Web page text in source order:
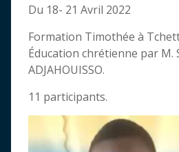
Du 18- 21 Avril 2022
Formation Timothée à
Éducation chrétienne par M.
ADJAHOUISSO.
11 participants.